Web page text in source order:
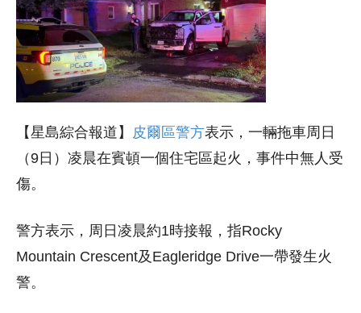
【星島綜合報道】 皮爾區警方表示，一輛拖車周日
（9日）凌晨在賓頓一個住宅區起火，事件中無人受
傷。
警方表示，周日凌晨約1時接報，指Rocky
Mountain Crescent及Eagleridge Drive一帶發生火
警。